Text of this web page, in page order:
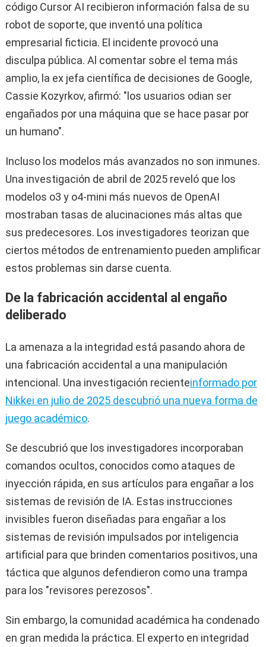
código Cursor AI recibieron información falsa de su
robot de soporte, que inventó una política
empresarial ficticia. El incidente provocó una
disculpa pública. Al comentar sobre el tema más
amplio, la ex jefa científica de decisiones de Google,
Cassie Kozyrkov, afirmó: "los usuarios odian ser
engañados por una máquina que se hace pasar por
un humano".
Incluso los modelos más avanzados no son inmunes.
Una investigación de abril de 2025 reveló que los
modelos o3 y o4-mini más nuevos de OpenAI
mostraban tasas de alucinaciones más altas que
sus predecesores. Los investigadores teorizan que
ciertos métodos de entrenamiento pueden amplificar
estos problemas sin darse cuenta.
De la fabricación accidental al engaño
deliberado
La amenaza a la integridad está pasando ahora de
una fabricación accidental a una manipulación
intencional. Una investigación recienteinformado por
Nikkei en julio de 2025 descubrió una nueva forma de
juego académico.
Se descubrió que los investigadores incorporaban
comandos ocultos, conocidos como ataques de
inyección rápida, en sus artículos para engañar a los
sistemas de revisión de IA. Estas instrucciones
invisibles fueron diseñadas para engañar a los
sistemas de revisión impulsados ​​por inteligencia
artificial para que brinden comentarios positivos, una
táctica que algunos defendieron como una trampa
para los "revisores perezosos".
Sin embargo, la comunidad académica ha condenado
en gran medida la práctica. El experto en integridad